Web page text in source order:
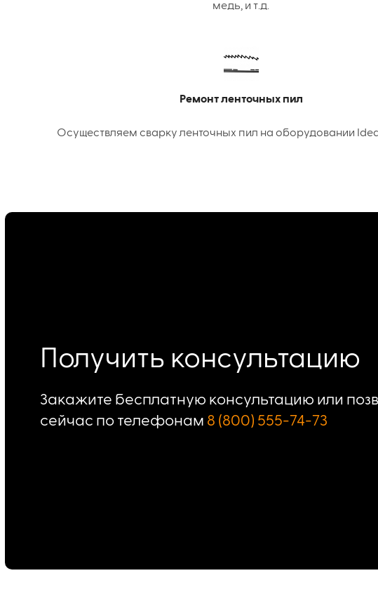
медь, и т.д.
Ремонт ленточных пил
Осуществляем сварку ленточных пил на оборудовании
Получить консультацию
Закажите бесплатную консультацию или
сейчас по телефонам 8 (800) 555-74-73